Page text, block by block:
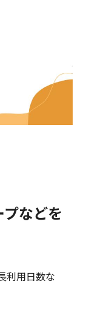
などを
利用日数な